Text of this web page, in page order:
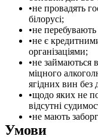
не провадять
білорусі;
не перебувають
не є
організаціями;
не займаються
міцного
ягідних вин без
щодо яких не
відсутні
не мають
Умови